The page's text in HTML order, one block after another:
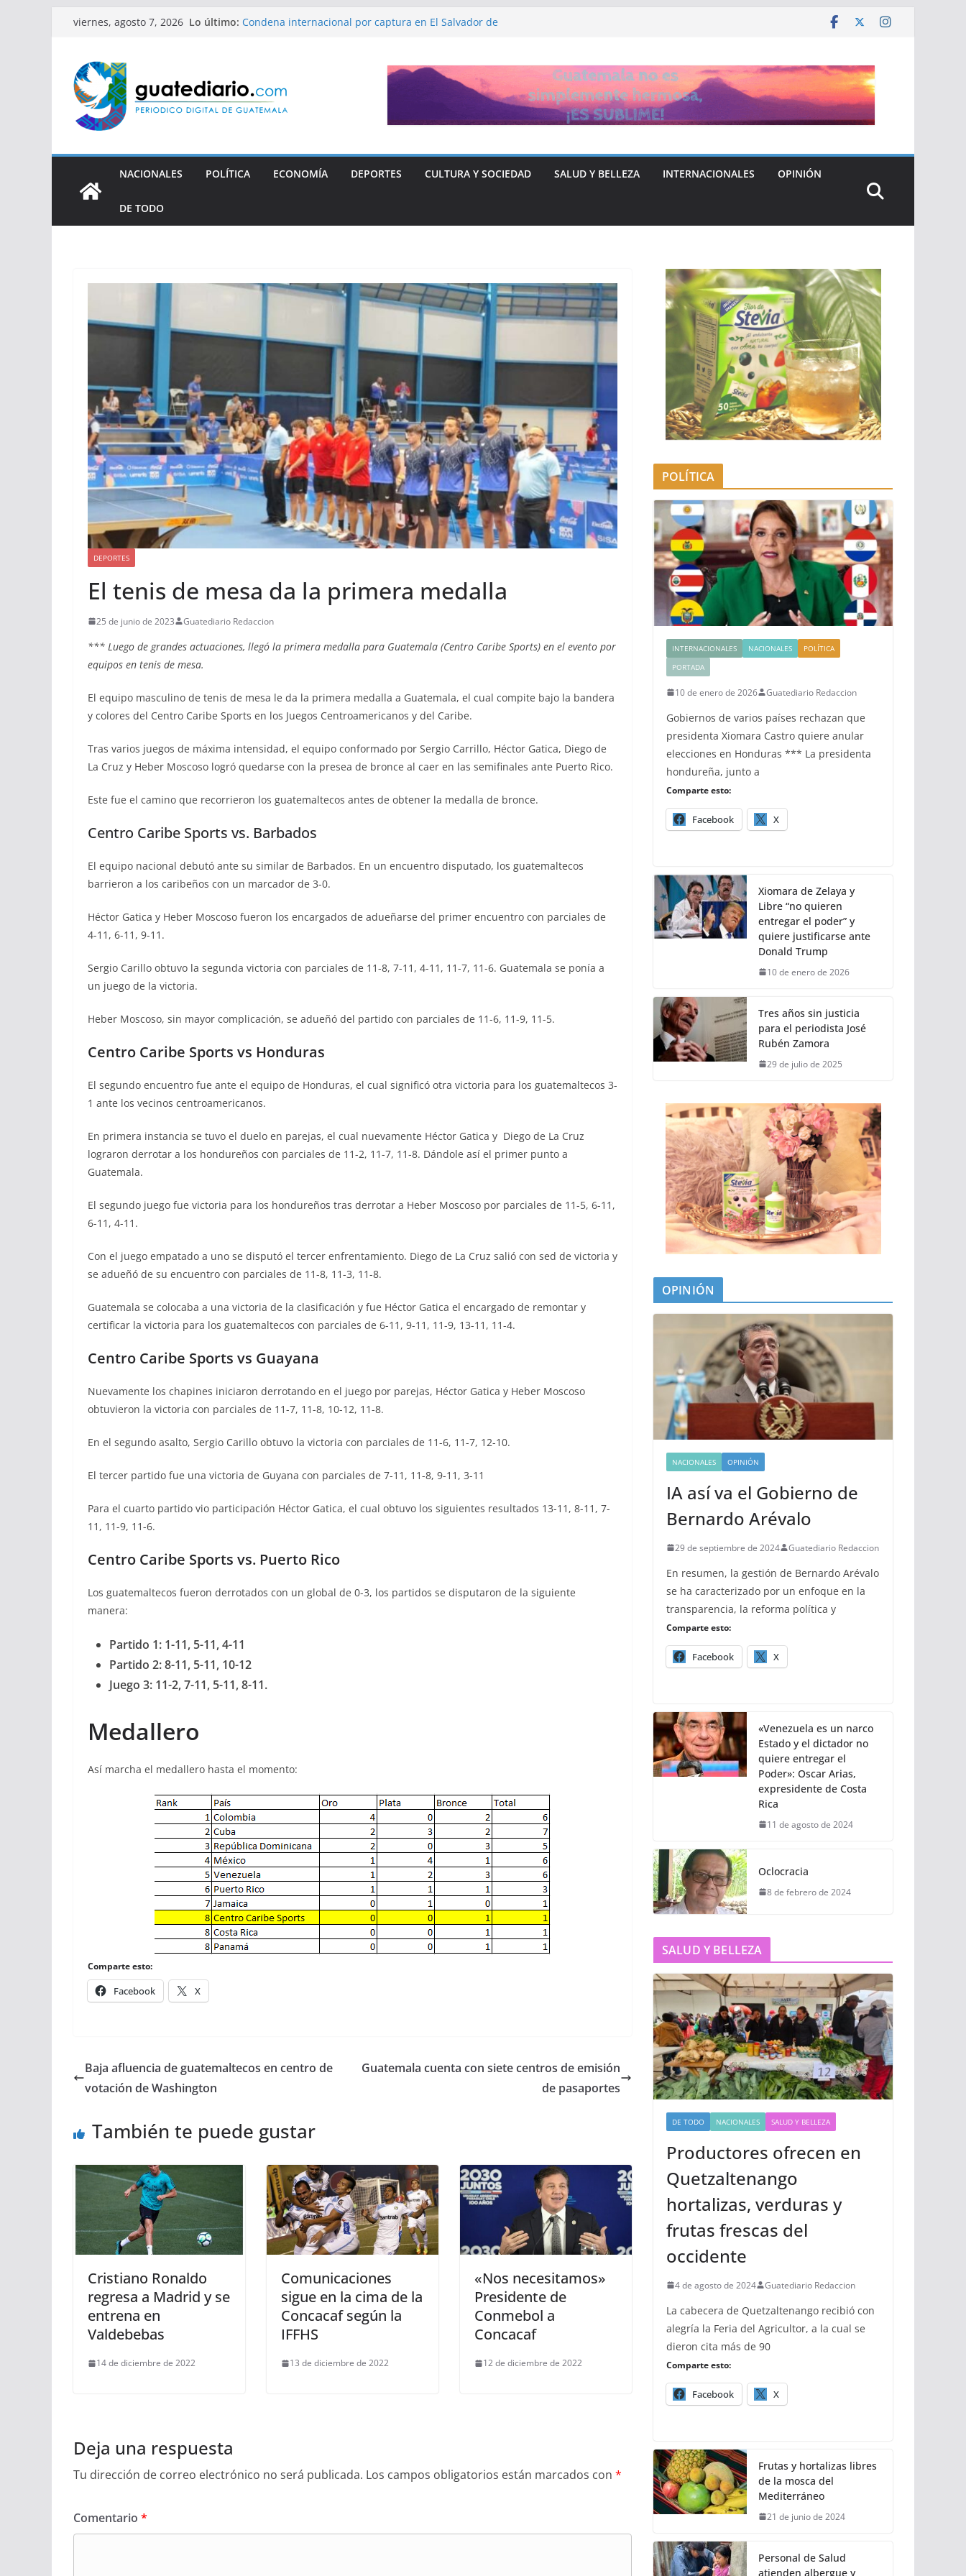
Saltarviernes, agosto 7, 2026 Lo último: Condena internacional por captura en El Salvador de
Xiomara de Zelaya y Libre “no quieren entregar el poder” y
quiere justificarse ante Donald Trump
Rechazan apelación de fiscalía que busca investigar a
periodistas
Tres años sin justicia para el periodista José Rubén Zamora
NACIONALES POLÍTICA ECONOMÍA DEPORTES CULTURA Y SOCIEDAD SALUD Y BELLEZA INTERNACIONALES OPINIÓN
DE TODO
DEPORTES
El tenis de mesa da la primera medalla
25 de junio de 2023 Guatediario Redaccion
*** Luego de grandes actuaciones, llegó la primera medalla para Guatemala (Centro Caribe Sports) en el evento por
equipos en tenis de mesa.
El equipo masculino de tenis de mesa le da la primera medalla a Guatemala, el cual compite bajo la bandera
y colores del Centro Caribe Sports en los Juegos Centroamericanos y del Caribe.
Tras varios juegos de máxima intensidad, el equipo conformado por Sergio Carrillo, Héctor Gatica, Diego de
La Cruz y Heber Moscoso logró quedarse con la presea de bronce al caer en las semifinales ante Puerto Rico.
Este fue el camino que recorrieron los guatemaltecos antes de obtener la medalla de bronce.
Centro Caribe Sports vs. Barbados
El equipo nacional debutó ante su similar de Barbados. En un encuentro disputado, los guatemaltecos
barrieron a los caribeños con un marcador de 3-0.
Héctor Gatica y Heber Moscoso fueron los encargados de adueñarse del primer encuentro con parciales de
4-11, 6-11, 9-11.
Sergio Carillo obtuvo la segunda victoria con parciales de 11-8, 7-11, 4-11, 11-7, 11-6. Guatemala se ponía a
un juego de la victoria.
Heber Moscoso, sin mayor complicación, se adueñó del partido con parciales de 11-6, 11-9, 11-5.
Centro Caribe Sports vs Honduras
El segundo encuentro fue ante el equipo de Honduras, el cual significó otra victoria para los guatemaltecos 3-
1 ante los vecinos centroamericanos.
En primera instancia se tuvo el duelo en parejas, el cual nuevamente Héctor Gatica y Diego de La Cruz
lograron derrotar a los hondureños con parciales de 11-2, 11-7, 11-8. Dándole así el primer punto a
Guatemala.
El segundo juego fue victoria para los hondureños tras derrotar a Heber Moscoso por parciales de 11-5, 6-11,
6-11, 4-11.
Con el juego empatado a uno se disputó el tercer enfrentamiento. Diego de La Cruz salió con sed de victoria y
se adueñó de su encuentro con parciales de 11-8, 11-3, 11-8.
Guatemala se colocaba a una victoria de la clasificación y fue Héctor Gatica el encargado de remontar y
certificar la victoria para los guatemaltecos con parciales de 6-11, 9-11, 11-9, 13-11, 11-4.
Centro Caribe Sports vs Guayana
Nuevamente los chapines iniciaron derrotando en el juego por parejas, Héctor Gatica y Heber Moscoso
obtuvieron la victoria con parciales de 11-7, 11-8, 10-12, 11-8.
En el segundo asalto, Sergio Carillo obtuvo la victoria con parciales de 11-6, 11-7, 12-10.
El tercer partido fue una victoria de Guyana con parciales de 7-11, 11-8, 9-11, 3-11
Para el cuarto partido vio participación Héctor Gatica, el cual obtuvo los siguientes resultados 13-11, 8-11, 7-
11, 11-9, 11-6.
Centro Caribe Sports vs. Puerto Rico
Los guatemaltecos fueron derrotados con un global de 0-3, los partidos se disputaron de la siguiente
manera:
Partido 1: 1-11, 5-11, 4-11
Partido 2: 8-11, 5-11, 10-12
Juego 3: 11-2, 7-11, 5-11, 8-11.
Medallero
Así marcha el medallero hasta el momento:
Comparte esto:
Facebook X
Baja afluencia de guatemaltecos en centro de
votación de Washington
Guatemala cuenta con siete centros de emisión
de pasaportes
También te puede gustar
Cristiano Ronaldo
regresa a Madrid y se
entrena en
Valdebebas
14 de diciembre de 2022
Comunicaciones
sigue en la cima de la
Concacaf según la
IFFHS
13 de diciembre de 2022
«Nos necesitamos»
Presidente de
Conmebol a
Concacaf
12 de diciembre de 2022
Deja una respuesta
Tu dirección de correo electrónico no será publicada. Los campos obligatorios están marcados con *
Comentario *
POLÍTICA
INTERNACIONALES NACIONALES
POLÍTICA
PORTADA
10 de enero de 2026 Guatediario Redaccion
Gobiernos de varios países rechazan que
presidenta Xiomara Castro quiere anular
elecciones en Honduras *** La presidenta
hondureña, junto a
Comparte esto:
Facebook X
Xiomara de Zelaya y
Libre “no quieren
entregar el poder” y
quiere justificarse ante
Donald Trump
10 de enero de 2026
Tres años sin justicia
para el periodista José
Rubén Zamora
29 de julio de 2025
OPINIÓN
NACIONALES OPINIÓN
IA así va el Gobierno de
Bernardo Arévalo
29 de septiembre de 2024 Guatediario Redaccion
En resumen, la gestión de Bernardo Arévalo
se ha caracterizado por un enfoque en la
transparencia, la reforma política y
Comparte esto:
Facebook X
«Venezuela es un narco
Estado y el dictador no
quiere entregar el
Poder»: Oscar Arias,
expresidente de Costa
Rica
11 de agosto de 2024
Oclocracia
8 de febrero de 2024
SALUD Y BELLEZA
DE TODO NACIONALES SALUD Y BELLEZA
Productores ofrecen en
Quetzaltenango
hortalizas, verduras y
frutas frescas del
occidente
4 de agosto de 2024 Guatediario Redaccion
La cabecera de Quetzaltenango recibió con
alegría la Feria del Agricultor, a la cual se
dieron cita más de 90
Comparte esto:
Facebook X
Frutas y hortalizas libres
de la mosca del
Mediterráneo
21 de junio de 2024
Personal de Salud
atienden albergue y